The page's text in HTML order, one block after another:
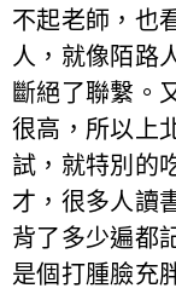
不起老師，也
人，就像陌路
斷絕了聯繫。
很高，所以上
試，就特別的
才，很多人讀
背了多少遍都
是個打腫臉充